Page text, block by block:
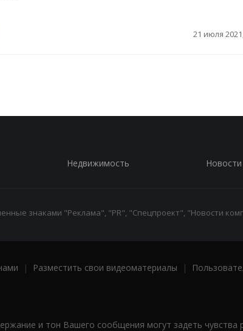
21 июля
Недвижимость Новости
знаками "Реклама", "PR", "Спецпроект", "Новости
| Разместить свои видеоматериалы |
и тон Вашего сообщения могут задеть чувства